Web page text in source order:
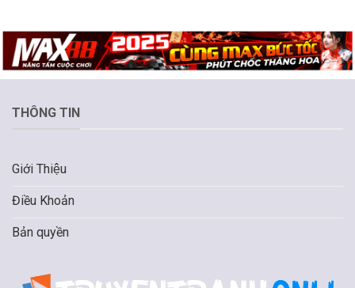
THÔNG TIN
Giới Thiệu
Điều Khoản
Bản quyền